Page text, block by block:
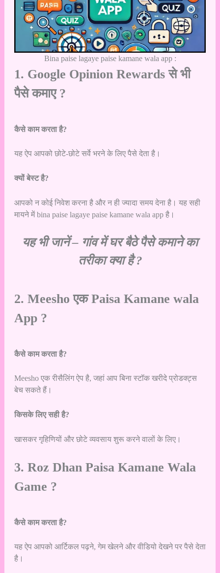
Bina paise lagaye paise kamane wala app :
1. Google Opinion Rewards से भी
पैसे कमाए ?
कैसे काम करता है?
यह ऐप आपको छोटे-छोटे सर्वे भरने के लिए पैसे देता है।
क्यों बेस्ट है?
आपको न कोई निवेश करना है और न ही ज्यादा समय देना है। यह सही
मायने में bina paise lagaye paise kamane wala app है।
यह भी जानें – गांव में घर बैठे पैसे कमाने का
तरीका क्या है ?
2. Meesho एक Paisa Kamane wala
App ?
कैसे काम करता है?
Meesho एक रीसैलिंग ऐप है, जहां आप बिना स्टॉक खरीदे प्रोडक्ट्स
बेच सकते हैं।
किसके लिए सही है?
खासकर गृहिणियों और छोटे व्यवसाय शुरू करने वालों के लिए।
3. Roz Dhan Paisa Kamane Wala
Game ?
कैसे काम करता है?
यह ऐप आपको आर्टिकल पढ़ने, गेम खेलने और वीडियो देखने पर पैसे देता
है।